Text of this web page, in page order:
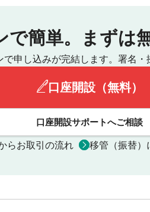
簡単。 まずは
申し込みが完結します。 署名・
口座開設（無料）
口座開設サポートへご相談
らお取引の流れ 移管（振替）